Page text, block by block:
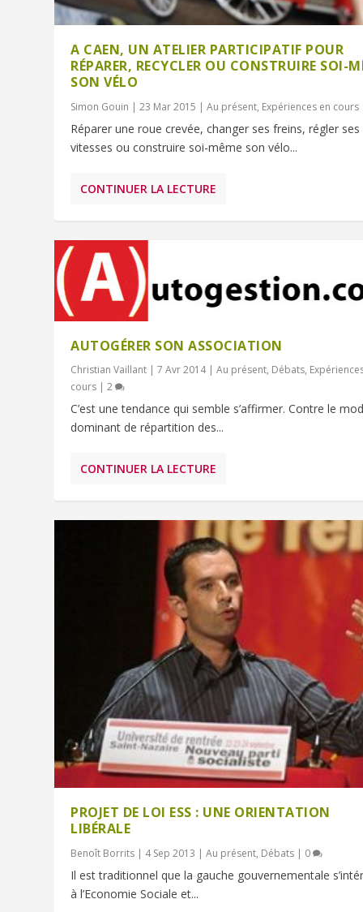
A CAEN, UN ATELIER PARTICIPATIF POUR
RÉPARER, RECYCLER OU CONSTRUIRE SOI-
SON VÉLO
Simon Gouin |23 Mar 2015 |Au présent, Expériences en cours
Réparer une roue crevée, changer ses freins, régler ses
vitesses ou construire soi-même son vélo...
CONTINUER LA LECTURE
AUTOGÉRER SON ASSOCIATION
Christian Vaillant |7 Avr 2014|Au présent, Débats,
cours |2
C’est une tendance qui semble s’affirmer. Contre le
dominant de répartition des...
CONTINUER LA LECTURE
PROJET DE LOI ESS : UNE ORIENTATION
LIBÉRALE
Benoît Borrits | 4 Sep 2013 |Au présent, Débats | 0
Il est traditionnel que la gauche gouvernementale
à l’Economie Sociale et...